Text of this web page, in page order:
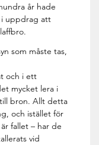
år hade
i uppdrag att
som måste tas,
och i ett
mycket lera i
bron. Allt detta
och istället för
fallet – har de
vid